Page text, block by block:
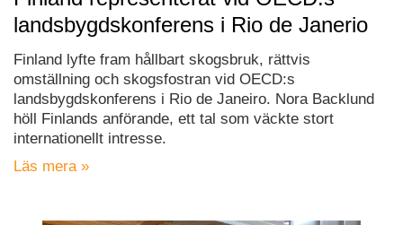
landsbygdskonferens i Rio de Janerio
Finland lyfte fram hållbart skogsbruk, rättvis
omställning och skogsfostran vid OECD:s
landsbygdskonferens i Rio de Janeiro. Nora Backlund
höll Finlands anförande, ett tal som väckte stort
internationellt intresse.
Läs mera »